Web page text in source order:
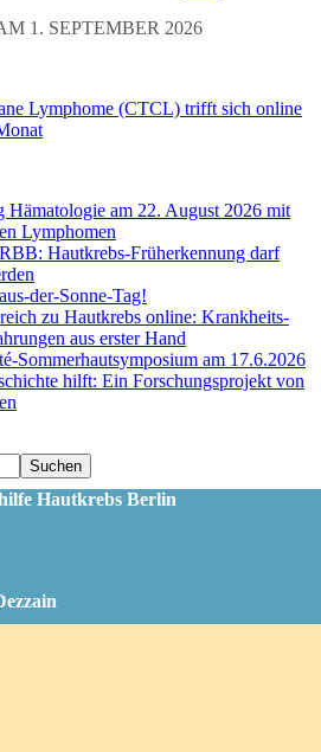
1. SEPTEMBER 2026
Lymphome (CTCL) trifft sich online
Hämatologie am 22. August 2026 mit
Lymphomen
Hautkrebs-Früherkennung darf
der-Sonne-Tag!
zu Hautkrebs online: Krankheits-
aus erster Hand
Sommerhautsymposium am 17.6.2026
hilft: Ein Forschungsprojekt von
Suchen
Hautkrebs Berlin